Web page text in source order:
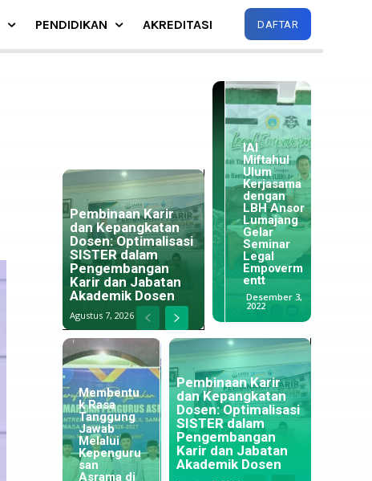
PENDIDIKAN AKREDITASI DAFTAR
Pembinaan Karir
dan Kepangkatan
Dosen: Optimalisasi
SISTER dalam
Pengembangan
Karir dan Jabatan
Akademik Dosen
Agustus 7, 2026
Tim Monev
Kopertais
Surabaya
datangi
Kampus
Lumajang
Oktober 6,
Unjung-
Unjung
April 27, 2023
IAI
Miftahul
Ulum
Kerjasama
dengan
LBH Ansor
Lumajang
Gelar
Seminar
Legal
Empoverm
entt
Desember 3,
2022
Membentu
k Rasa
Tanggung
Jawab
Melalui
Kepenguru
san
Asrama di
Menapaki
Langkah di
Negeri
Jiran:
Jejak
Alumni
IAIM
Lumajang
si
Pengawas
an Ibadah
Pembinaan Karir
dan Kepangkatan
Dosen: Optimalisasi
SISTER dalam
Pengembangan
Karir dan Jabatan
Akademik Dosen